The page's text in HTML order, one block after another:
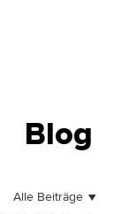
Blog
Alle Beiträge